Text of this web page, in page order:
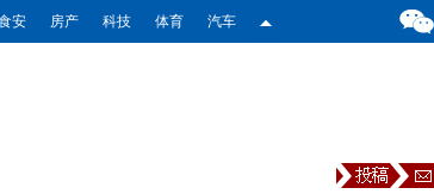
安 房产 科技 体育 汽车